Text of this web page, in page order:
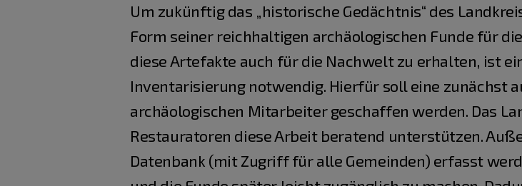
Um zukünftig das „historische Gedächtnis“ des
Form seiner reichhaltigen archäologischen Funde für
diese Artefakte auch für die Nachwelt zu erhalten, ist
Inventarisierung notwendig. Hierfür soll eine zunächst
archäologischen Mitarbeiter geschaffen werden. Das
Restauratoren diese Arbeit beratend unterstützen.
Datenbank (mit Zugriff für alle Gemeinden) erfasst